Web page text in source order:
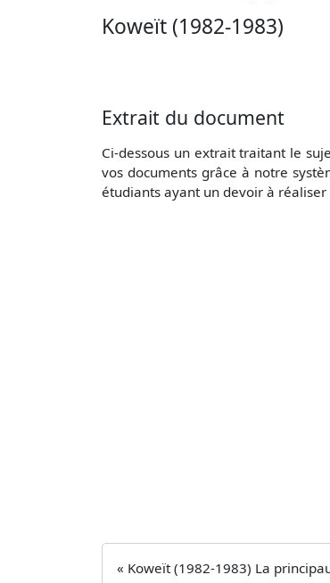
Koweït (1982-1983)
Extrait du document
Ci-dessous un extrait traitant le
vos documents grâce à notre
étudiants ayant un devoir à
« Koweït (1982-1983) La